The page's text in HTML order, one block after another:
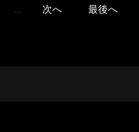
... 次へ 最後へ